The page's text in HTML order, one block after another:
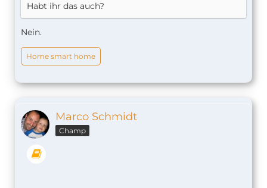
Habt ihr das auch?
Nein.
Home smart home
Marco Schmidt
Champ